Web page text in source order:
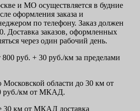
и МО осуществляется в будние
оформления заказа и
по телефону. Заказ должен
Доставка заказов, оформленных
через один рабочий день.
руб. + 30 руб./км за пределами
Московской области до 30 км от
руб./км от МКАД.
30 км от МКАД доставка